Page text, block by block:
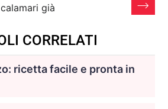
già
CORRELATI
ricetta facile e pronta in